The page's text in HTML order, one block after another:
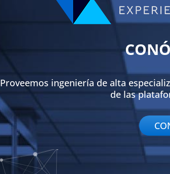
Proveemos ingeniería de alta
de las